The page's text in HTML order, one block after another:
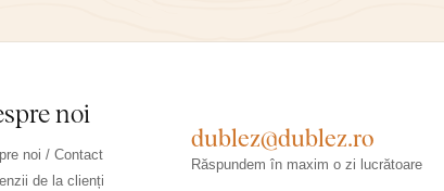
noi
noi / Contact
de la clienți
dublez@dublez.ro
Răspundem în maxim o zi lucrătoare